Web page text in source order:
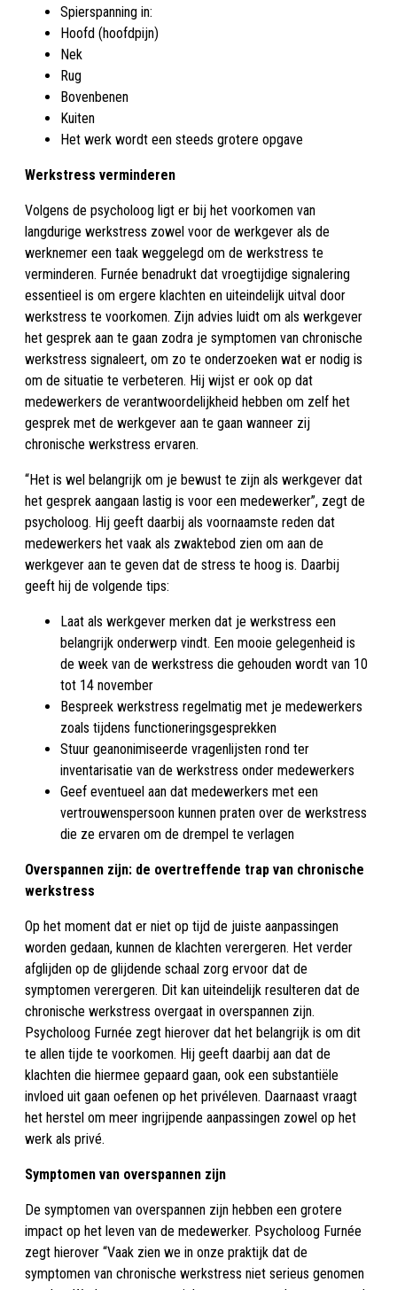
Spierspanning in:
Hoofd (hoofdpijn)
Nek
Rug
Bovenbenen
Kuiten
Het werk wordt een steeds grotere opgave
Werkstress verminderen
Volgens de psycholoog ligt er bij het voorkomen van
langdurige werkstress zowel voor de werkgever als de
werknemer een taak weggelegd om de werkstress te
verminderen. Furnée benadrukt dat vroegtijdige signalering
essentieel is om ergere klachten en uiteindelijk uitval door
werkstress te voorkomen. Zijn advies luidt om als werkgever
het gesprek aan te gaan zodra je symptomen van chronische
werkstress signaleert, om zo te onderzoeken wat er nodig is
om de situatie te verbeteren. Hij wijst er ook op dat
medewerkers de verantwoordelijkheid hebben om zelf het
gesprek met de werkgever aan te gaan wanneer zij
chronische werkstress ervaren.
“Het is wel belangrijk om je bewust te zijn als werkgever dat
het gesprek aangaan lastig is voor een medewerker”, zegt de
psycholoog. Hij geeft daarbij als voornaamste reden dat
medewerkers het vaak als zwaktebod zien om aan de
werkgever aan te geven dat de stress te hoog is. Daarbij
geeft hij de volgende tips:
Laat als werkgever merken dat je werkstress een
belangrijk onderwerp vindt. Een mooie gelegenheid is
de week van de werkstress die gehouden wordt van 10
tot 14 november
Bespreek werkstress regelmatig met je medewerkers
zoals tijdens functioneringsgesprekken
Stuur geanonimiseerde vragenlijsten rond ter
inventarisatie van de werkstress onder medewerkers
Geef eventueel aan dat medewerkers met een
vertrouwenspersoon kunnen praten over de werkstress
die ze ervaren om de drempel te verlagen
Overspannen zijn: de overtreffende trap van chronische
werkstress
Op het moment dat er niet op tijd de juiste aanpassingen
worden gedaan, kunnen de klachten verergeren. Het verder
afglijden op de glijdende schaal zorg ervoor dat de
symptomen verergeren. Dit kan uiteindelijk resulteren dat de
chronische werkstress overgaat in overspannen zijn.
Psycholoog Furnée zegt hierover dat het belangrijk is om dit
te allen tijde te voorkomen. Hij geeft daarbij aan dat de
klachten die hiermee gepaard gaan, ook een substantiële
invloed uit gaan oefenen op het privéleven. Daarnaast vraagt
het herstel om meer ingrijpende aanpassingen zowel op het
werk als privé.
Symptomen van overspannen zijn
De symptomen van overspannen zijn hebben een grotere
impact op het leven van de medewerker. Psycholoog Furnée
zegt hierover “Vaak zien we in onze praktijk dat de
symptomen van chronische werkstress niet serieus genomen